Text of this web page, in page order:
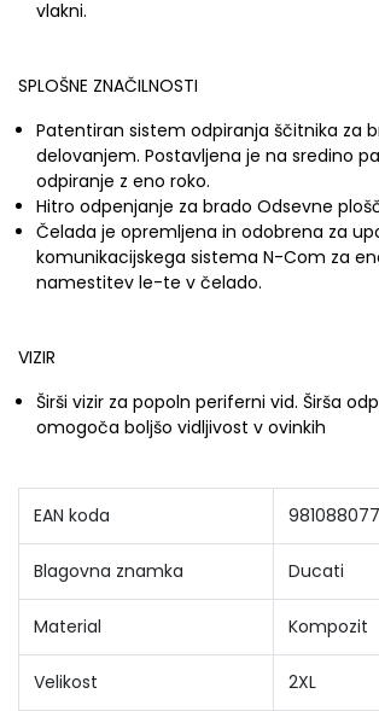
vlakni.
SPLOŠNE ZNAČILNOSTI
Patentiran sistem odpiranja ščitnika za
delovanjem. Postavljena je na sredino
odpiranje z eno roko.
Hitro odpenjanje za brado Odsevne
Čelada je opremljena in odobrena za
komunikacijskega sistema N-Com za
namestitev le-te v čelado.
VIZIR
Širši vizir za popoln periferni vid. Širša
omogoča boljšo vidljivost v ovinkih
EAN koda 981088077
Blagovna znamka Ducati
Material Kompozit
Velikost 2XL